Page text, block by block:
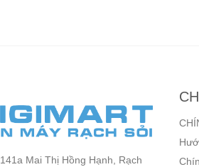
Mai Thị Hồng Hạnh, Rạch